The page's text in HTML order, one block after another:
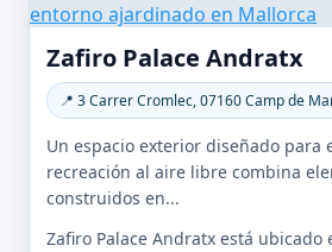
Zafiro Palace Andratx
📍 3 Carrer Cromlec, 07160 Camp de
Un espacio exterior diseñado para
recreación al aire libre combina
construidos en...
Zafiro Palace Andratx está ubicado